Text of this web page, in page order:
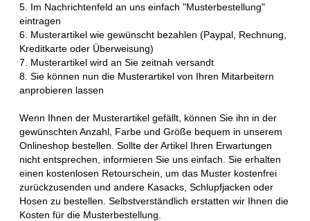
5. Im Nachrichtenfeld an uns einfach "Musterbestellung"
eintragen
6. Musterartikel wie gewünscht bezahlen (Paypal, Rechnung,
Kreditkarte oder Überweisung)
7. Musterartikel wird an Sie zeitnah versandt
8. Sie können nun die Musterartikel von Ihren Mitarbeitern
anprobieren lassen
Wenn Ihnen der Musterartikel gefällt, können Sie ihn in der
gewünschten Anzahl, Farbe und Größe bequem in unserem
Onlineshop bestellen. Sollte der Artikel Ihren Erwartungen
nicht entsprechen, informieren Sie uns einfach. Sie erhalten
einen kostenlosen Retourschein, um das Muster kostenfrei
zurückzusenden und andere Kasacks, Schlupfjacken oder
Hosen zu bestellen. Selbstverständlich erstatten wir Ihnen die
Kosten für die Musterbestellung.